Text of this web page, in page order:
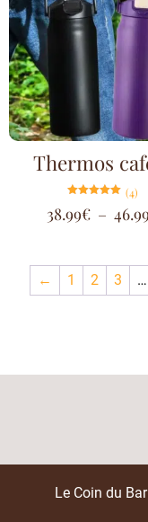
Thermos
5.00
sur 5
(4)
38.99€ – 46.99
← 1 2 3 …
Le Coin du